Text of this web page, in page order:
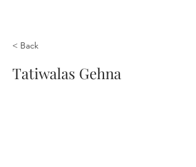
< Back
Tatiwalas Gehna